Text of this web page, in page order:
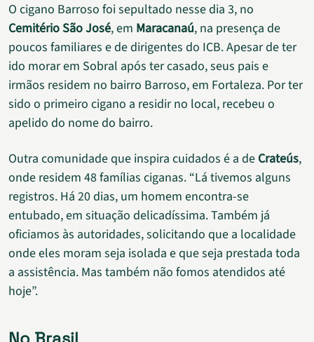
O cigano Barroso foi sepultado nesse dia 3, no
Cemitério São José, em Maracanaú, na presença de
poucos familiares e de dirigentes do ICB. Apesar de ter
ido morar em Sobral após ter casado, seus pais e
irmãos residem no bairro Barroso, em Fortaleza. Por ter
sido o primeiro cigano a residir no local, recebeu o
apelido do nome do bairro.
Outra comunidade que inspira cuidados é a de Crateús,
onde residem 48 famílias ciganas. “Lá tivemos alguns
registros. Há 20 dias, um homem encontra-se
entubado, em situação delicadíssima. Também já
oficiamos às autoridades, solicitando que a localidade
onde eles moram seja isolada e que seja prestada toda
a assistência. Mas também não fomos atendidos até
hoje”.